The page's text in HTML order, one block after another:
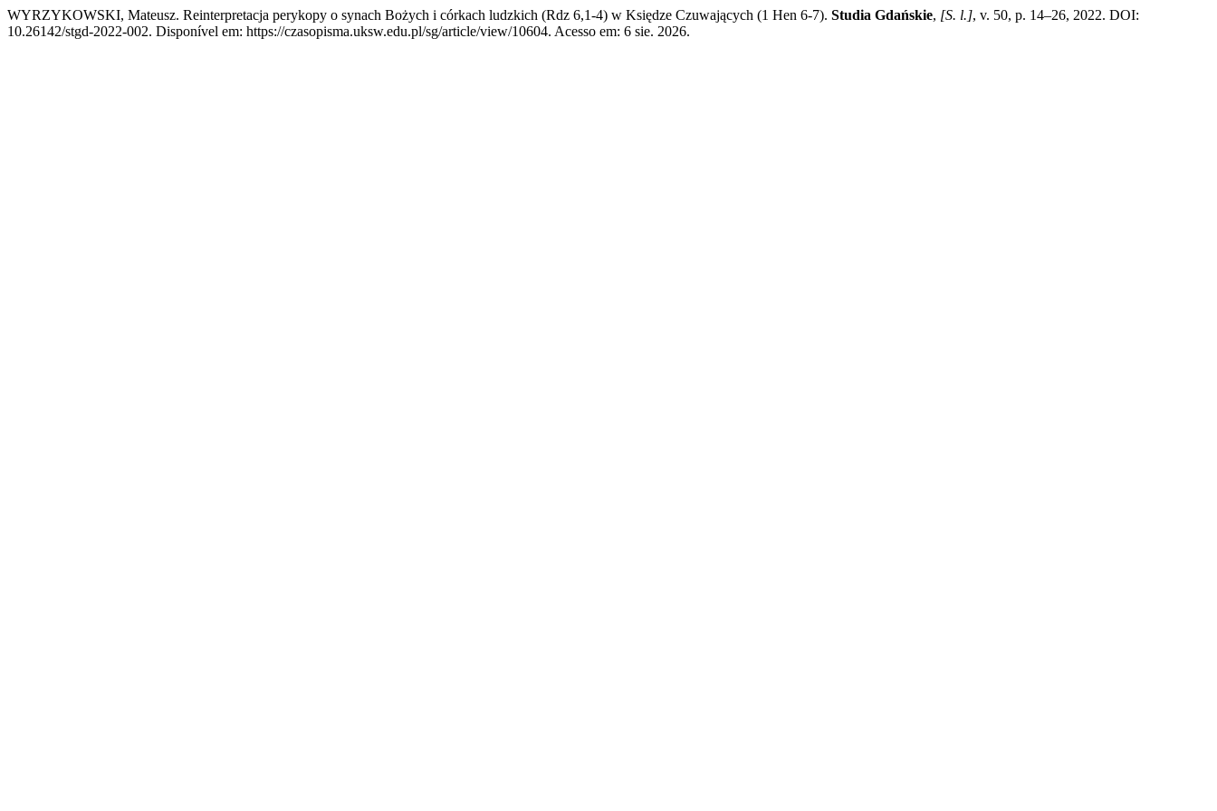
WYRZYKOWSKI, Mateusz. Reinterpretacja perykopy o synach Bożych i córkach ludzkich (Rdz 6,1-4) w Księdze Czuwających (1 Hen 6-7). Studia Gdańskie, [S. l.], v. 50, p. 14–26, 2022. DOI:
10.26142/stgd-2022-002. Disponível em: https://czasopisma.uksw.edu.pl/sg/article/view/10604. Acesso em: 6 sie. 2026.